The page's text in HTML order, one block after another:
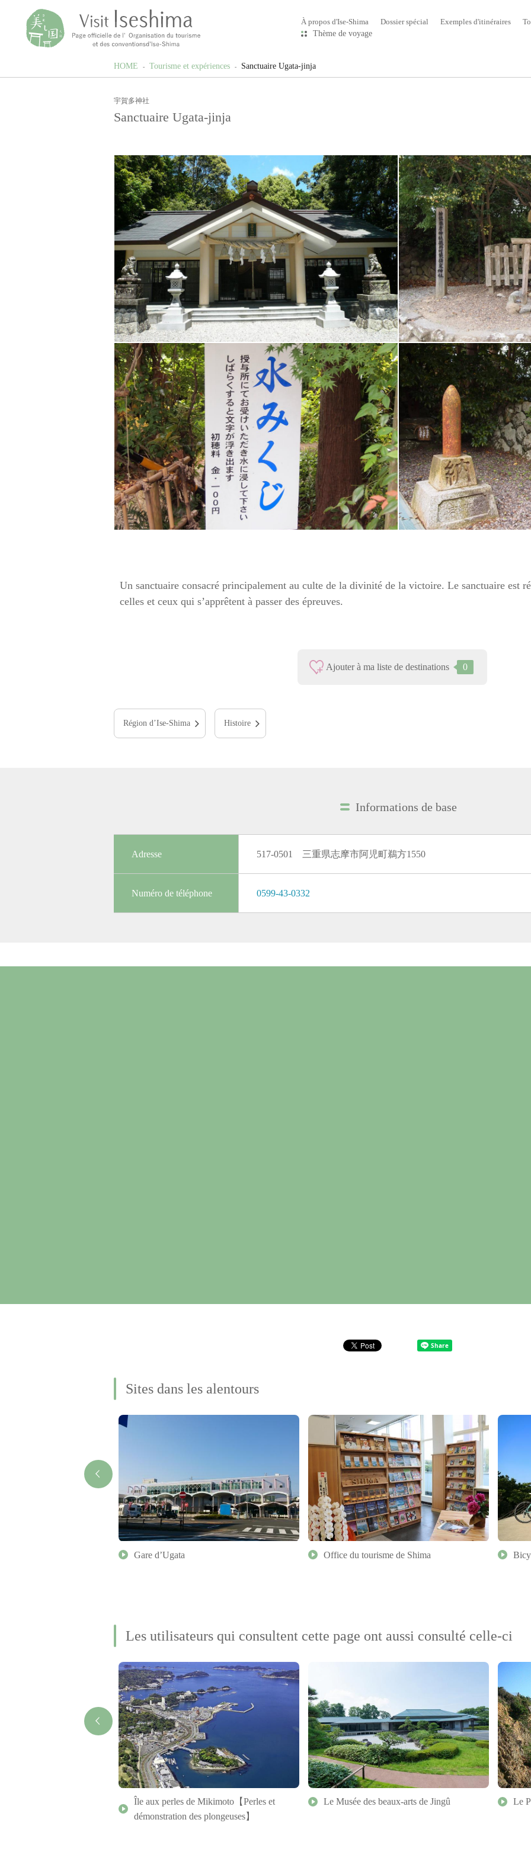
À propos d'Ise-Shima Dossier spécial Exemples d'itinéraires
Thème de voyage
HOME Tourisme et expériences Sanctuaire Ugata-jinja
宇賀多神社
Sanctuaire Ugata-jinja
Un sanctuaire consacré principalement au culte de la divinité de la victoire. Le sanctuaire est
celles et ceux qui s’apprêtent à passer des épreuves.
Ajouter à ma liste de destinations 0
Région d’Ise-Shima Histoire
Informations de base
Adresse 517-0501 三重県志摩市阿児町鵜方1550
Numéro de téléphone 0599-43-0332
Sites dans les alentours
Gare d’Ugata Office du tourisme de Shima
Les utilisateurs qui consultent cette page ont aussi consulté celle-ci
Île aux perles de Mikimoto【Perles et
démonstration des plongeuses】
Le Musée des beaux-arts de Jingû Le